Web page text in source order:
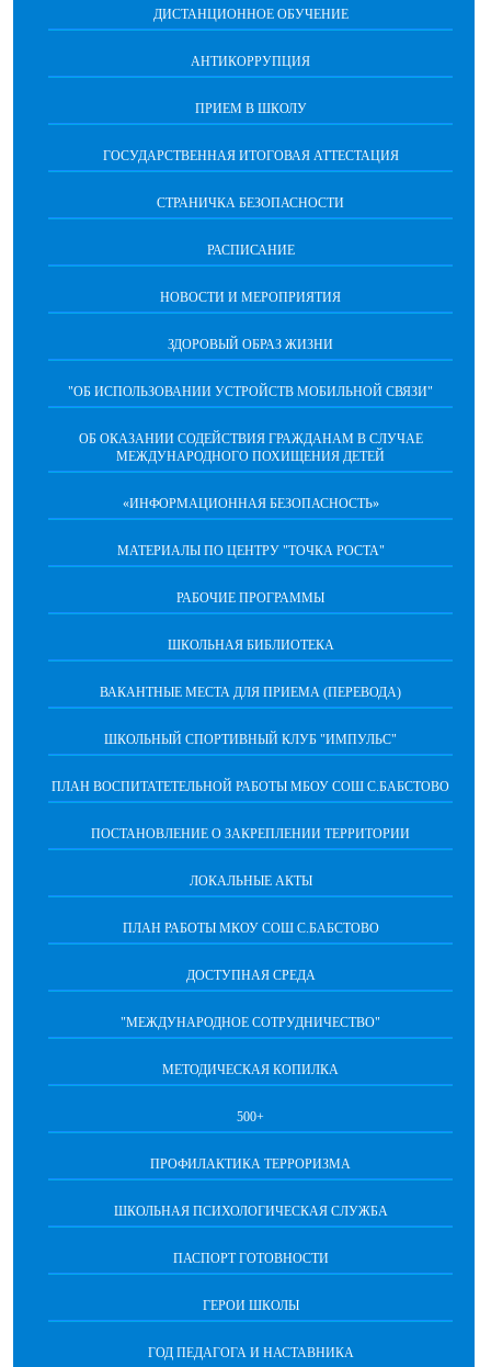
ДИСТАНЦИОННОЕ ОБУЧЕНИЕ
АНТИКОРРУПЦИЯ
ПРИЕМ В ШКОЛУ
ГОСУДАРСТВЕННАЯ ИТОГОВАЯ АТТЕСТАЦИЯ
СТРАНИЧКА БЕЗОПАСНОСТИ
РАСПИСАНИЕ
НОВОСТИ И МЕРОПРИЯТИЯ
ЗДОРОВЫЙ ОБРАЗ ЖИЗНИ
"ОБ ИСПОЛЬЗОВАНИИ УСТРОЙСТВ МОБИЛЬНОЙ СВЯЗИ"
ОБ ОКАЗАНИИ СОДЕЙСТВИЯ ГРАЖДАНАМ В СЛУЧАЕ
МЕЖДУНАРОДНОГО ПОХИЩЕНИЯ ДЕТЕЙ
«ИНФОРМАЦИОННАЯ БЕЗОПАСНОСТЬ»
МАТЕРИАЛЫ ПО ЦЕНТРУ "ТОЧКА РОСТА"
РАБОЧИЕ ПРОГРАММЫ
ШКОЛЬНАЯ БИБЛИОТЕКА
ВАКАНТНЫЕ МЕСТА ДЛЯ ПРИЕМА (ПЕРЕВОДА)
ШКОЛЬНЫЙ СПОРТИВНЫЙ КЛУБ "ИМПУЛЬС"
ПЛАН ВОСПИТАТЕТЕЛЬНОЙ РАБОТЫ МБОУ СОШ С.БАБСТОВО
ПОСТАНОВЛЕНИЕ О ЗАКРЕПЛЕНИИ ТЕРРИТОРИИ
ЛОКАЛЬНЫЕ АКТЫ
ПЛАН РАБОТЫ МКОУ СОШ С.БАБСТОВО
ДОСТУПНАЯ СРЕДА
"МЕЖДУНАРОДНОЕ СОТРУДНИЧЕСТВО"
МЕТОДИЧЕСКАЯ КОПИЛКА
500+
ПРОФИЛАКТИКА ТЕРРОРИЗМА
ШКОЛЬНАЯ ПСИХОЛОГИЧЕСКАЯ СЛУЖБА
ПАСПОРТ ГОТОВНОСТИ
ГЕРОИ ШКОЛЫ
ГОД ПЕДАГОГА И НАСТАВНИКА